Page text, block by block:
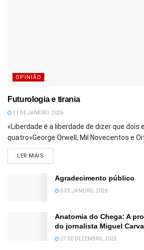
OPINIÃO
Futurologia e tirania
31 DE JANEIRO, 2026
«Liberdade é a liberdade de dizer que dois
quatro»George Orwell, Mil Novecentos e
LER MAIS
Agradecimento público
6 DE JANEIRO, 2026
Anatomia do Chega: A
do jornalista Miguel
27 DE DEZEMBRO, 2025